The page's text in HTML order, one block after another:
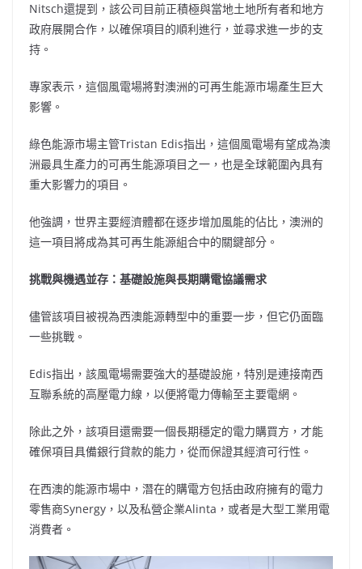
Nitsch還提到，該公司目前正積極與當地土地所有者和地方
政府展開合作，以確保項目的順利進行，並尋求進一步的支
持。
專家表示，這個風電場將對澳洲的可再生能源市場產生巨大
影響。
綠色能源市場主管Tristan Edis指出，這個風電場有望成為澳
洲最具生產力的可再生能源項目之一，也是全球範圍內具有
重大影響力的項目。
他強調，世界主要經濟體都在逐步增加風能的佔比，澳洲的
這一項目將成為其可再生能源組合中的關鍵部分。
挑戰與機遇並存：基礎設施與長期購電協議需求
儘管該項目被視為西澳能源轉型中的重要一步，但它仍面臨
一些挑戰。
Edis指出，該風電場需要強大的基礎設施，特別是連接南西
互聯系統的高壓電力線，以便將電力傳輸至主要電網。
除此之外，該項目還需要一個長期穩定的電力購買方，才能
確保項目具備銀行貸款的能力，從而保證其經濟可行性。
在西澳的能源市場中，潛在的購電方包括由政府擁有的電力
零售商Synergy，以及私營企業Alinta，或者是大型工業用電
消費者。